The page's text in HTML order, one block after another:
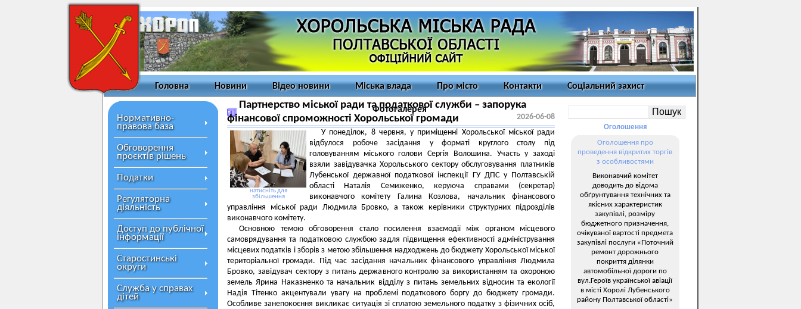
Головна Новини Відео новини Міська влада Про місто Контакти Соціальний захист
Фотогалерея
Нормативно-
правова база
Обговорення
проєктів рішень
Податки
Регуляторна
діяльність
Доступ до публічної
інформації
Старостинські
округи
Служба у справах
дітей
Партнерство міської ради та податкової служби – запорука
фінансової спроможності Хорольської громади
2026-06-08
натисніть для
збільшення
У понеділок, 8 червня, у приміщенні Хорольської міської ради
відбулося робоче засідання у форматі круглого столу під
головуванням міського голови Сергія Волошина. Участь у заході
взяли завідувачка Хорольського сектору обслуговування платників
Лубенської державної податкової інспекції ГУ ДПС у Полтавській
області Наталія Семиженко, керуюча справами (секретар)
виконавчого комітету Галина Козлова, начальник фінансового
управління міської ради Людмила Бровко, а також керівники структурних підрозділів
виконавчого комітету.
Основною темою обговорення стало посилення взаємодії між органом місцевого
самоврядування та податковою службою задля підвищення ефективності адміністрування
місцевих податків і зборів з метою збільшення надходжень до бюджету Хорольської міської
територіальної громади. Під час засідання начальник фінансового управління Людмила
Бровко, завідувач сектору з питань державного контролю за використанням та охороною
земель Ярина Наказненко та начальник відділу з питань земельних відносин та екології
Надія Тітенко акцентували увагу на проблемі податкового боргу до бюджету громади.
Особливе занепокоєння викликає ситуація зі сплатою земельного податку з фізичних осіб,
Оголошення
Оголошення про
проведення відкритих торгів
з особливостями
Виконавчий комітет
доводить до відома
обґрунтування технічних та
якісних характеристик
закупівлі, розміру
бюджетного призначення,
очікуваної вартості предмета
закупівлі послуги «Поточний
ремонт дорожнього
покриття ділянки
автомобільної дороги по
вул.Героїв української авіації
в місті Хоролі Лубенського
району Полтавської області»